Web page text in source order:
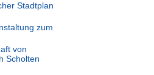
Stadtplan
zum
von
Scholten